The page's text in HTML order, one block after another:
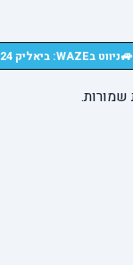
🚙ניווט בWAZE: ביאליק 124, רמת גן